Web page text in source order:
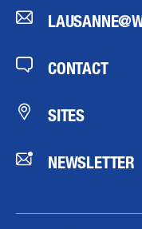
CONTACT
SITES
NEWSLETTER